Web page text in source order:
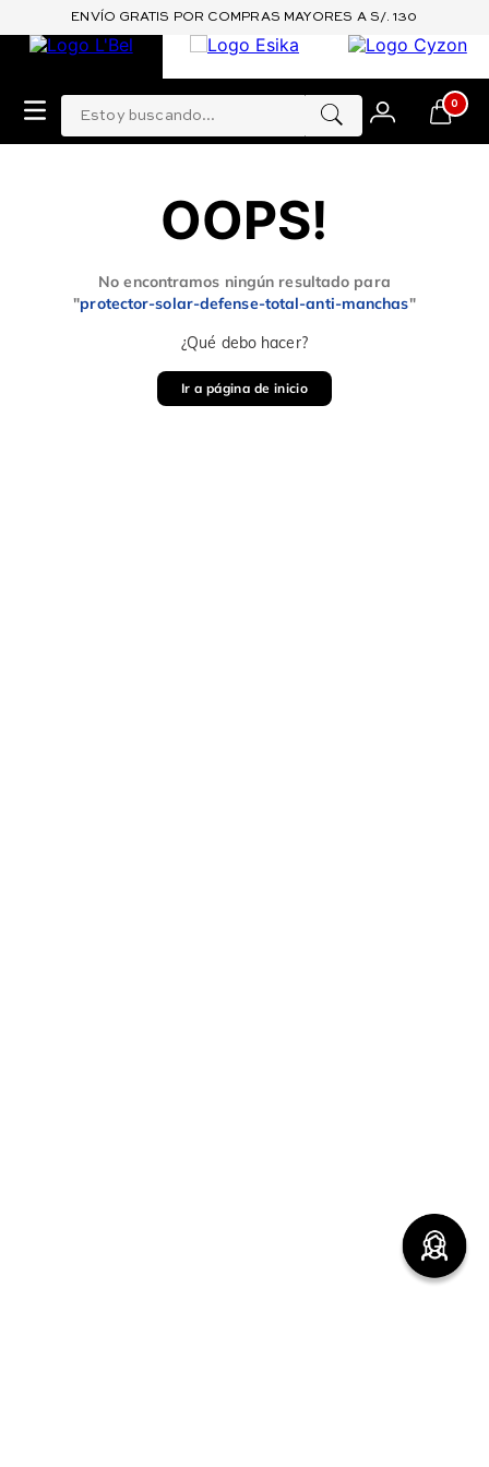
Estoy buscando... 0
ENVÍO GRATIS POR COMPRAS MAYORES A S/. 130
OOPS!
No encontramos ningún resultado para
"protector-solar-defense-total-anti-manchas"
¿Qué debo hacer?
Ir a página de inicio